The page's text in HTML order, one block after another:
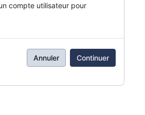
compte utilisateur pour
Annuler Continuer